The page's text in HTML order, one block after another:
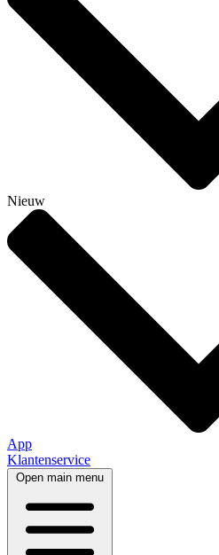
Nieuw
App
Klantenservice
Open main menu